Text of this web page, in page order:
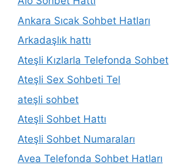
Ankara Sıcak Sohbet Hatları
Arkadaşlık hattı
Ateşli Kızlarla Telefonda Sohbet
Ateşli Sex Sohbeti Tel
ateşli sohbet
Ateşli Sohbet Hattı
Ateşli Sohbet Numaraları
Avea Telefonda Sohbet Hatları